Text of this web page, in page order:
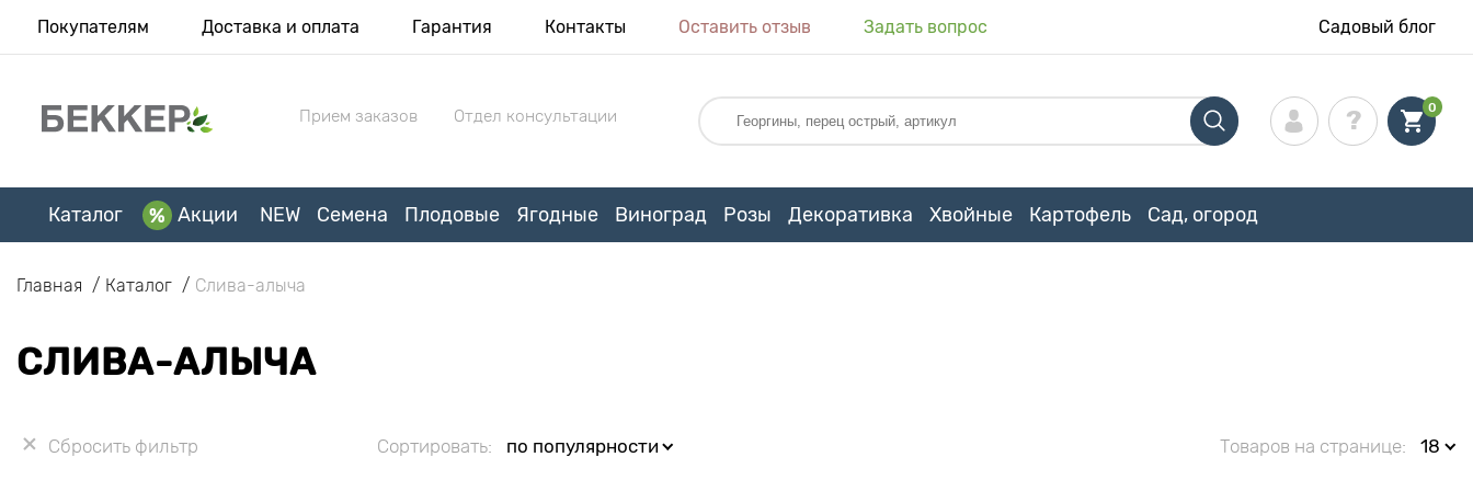
Покупателям Доставка и оплата Гарантия Контакты Оставить отзыв Задать вопрос Садовый блог
Прием заказов Отдел консультации 0
Каталог Акции NEW Семена Плодовые Ягодные Виноград Розы Декоративка Хвойные Картофель Сад, огород
Главная Каталог Слива-алыча
СЛИВА-АЛЫЧА
Сбросить фильтр Сортировать: по популярности Товаров на странице: 18